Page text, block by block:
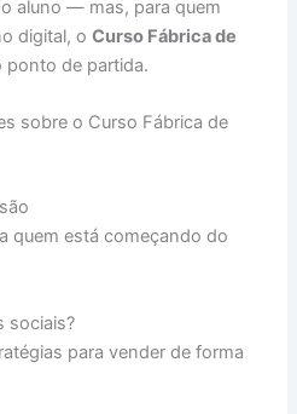
aluno — mas, para quem
digital, oCurso Fábrica de
ponto de partida.
sobre o Curso Fábrica de
quem está começando do
sociais?
para vender de forma